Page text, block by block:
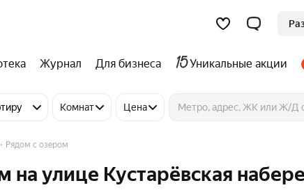
Журнал Для бизнеса Уникальные акции
Комнат Цена
Рядом с озером
на улице Кустарёвская